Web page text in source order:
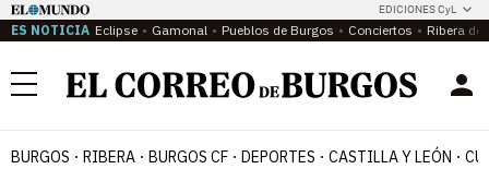
EDICIONES CyL
ES NOTICIA Eclipse Gamonal Pueblos de Burgos Conciertos Ribera del
Menú
BURGOS RIBERA BURGOS CF DEPORTES CASTILLA Y LEÓN